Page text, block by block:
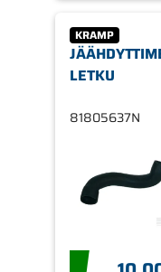
KRAMP
LETKU
81805637N